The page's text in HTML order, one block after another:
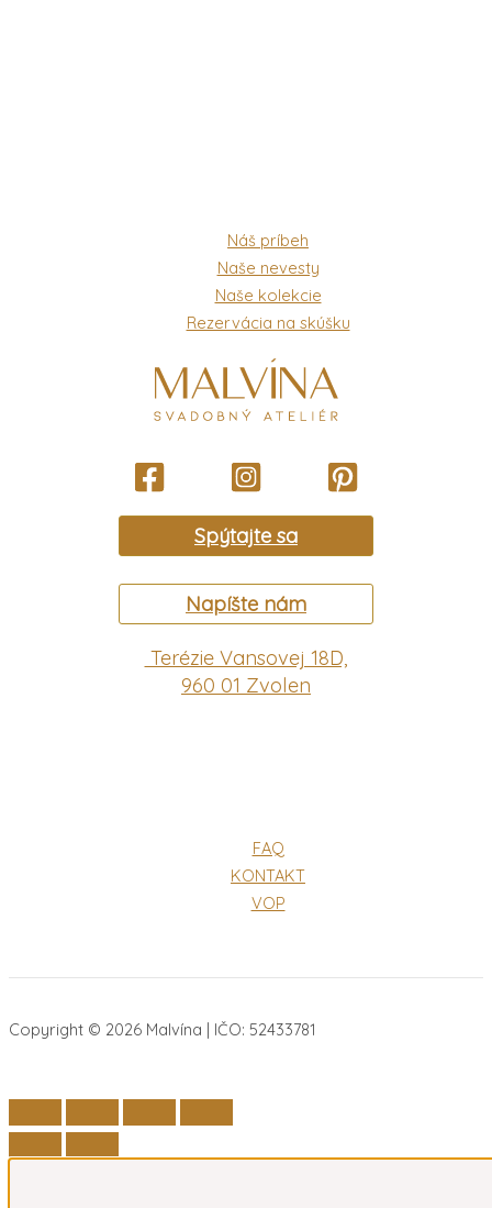
Náš príbeh
Naše nevesty
Naše kolekcie
Rezervácia na skúšku
Spýtajte sa
Napíšte nám
Terézie Vansovej 18D,
960 01 Zvolen
FAQ
KONTAKT
VOP
Copyright © 2026 Malvína | IČO: 52433781